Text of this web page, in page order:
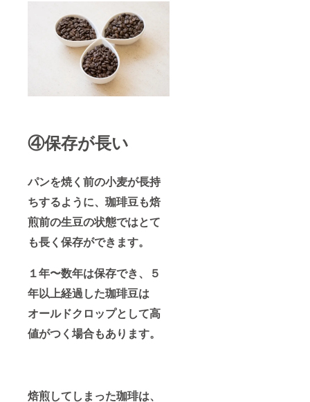
④保存が長い
パンを焼く前の小麦が長持
ちするように、珈琲豆も焙
煎前の生豆の状態ではとて
も長く保存ができます。
１年〜数年は保存でき、５
年以上経過した珈琲豆は
オールドクロップとして高
値がつく場合もあります。
焙煎してしまった珈琲は、